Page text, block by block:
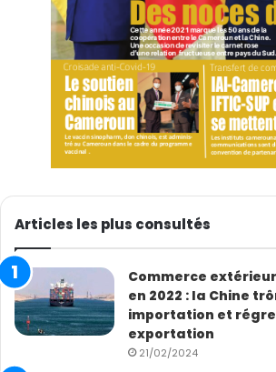
Articles les plus consultés
Commerce
en 2022 : la Chine
importation et
exportation
21/02/2024